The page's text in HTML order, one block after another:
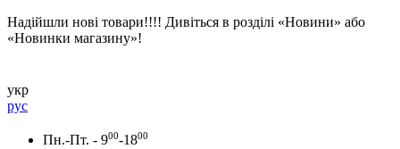
Надійшли нові товари!!!! Дивіться в розділі «Новини» або
«Новинки магазину»!
укр
рус
Пн.-Пт. - 900-1800